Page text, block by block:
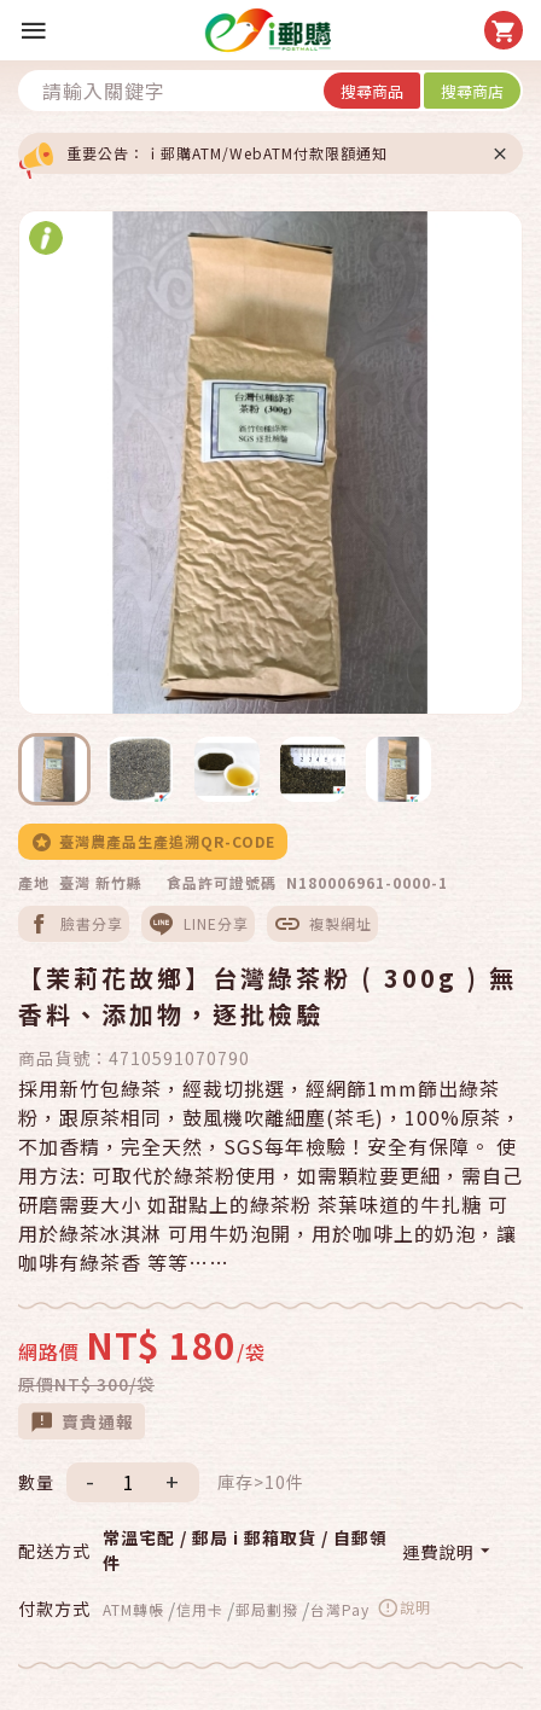
搜尋商品 搜尋商店
重要公告：ｉ郵購ATM/WebATM付款限額通知
臺灣農產品生產追溯QR-CODE
產地 臺灣 新竹縣
食品許可證號碼 N180006961-0000-1
臉書分享
LINE分享 複製網址
【茉莉花故鄉】台灣綠茶粉 ( 300g ) 無
香料、添加物，逐批檢驗
商品貨號： 4710591070790
採用新竹包綠茶，經裁切挑選，經網篩1mm篩出綠茶
粉，跟原茶相同，鼓風機吹離細塵(茶毛)，100%原茶，
不加香精，完全天然，SGS每年檢驗！安全有保障。 使
用方法: 可取代於綠茶粉使用，如需顆粒要更細，需自己
研磨需要大小 如甜點上的綠茶粉 茶葉味道的牛扎糖 可
用於綠茶冰淇淋 可用牛奶泡開，用於咖啡上的奶泡，讓
咖啡有綠茶香 等等……
網路價 NT$ 180/袋
原價NT$ 300/袋
賣貴通報
數量 +
- 庫存>10件
配送方式
常溫宅配 / 郵局 i 郵箱取貨 / 自郵領
件
運費說明
付款方式 ATM轉帳 /信用卡 /郵局劃撥 /台灣Pay 說明